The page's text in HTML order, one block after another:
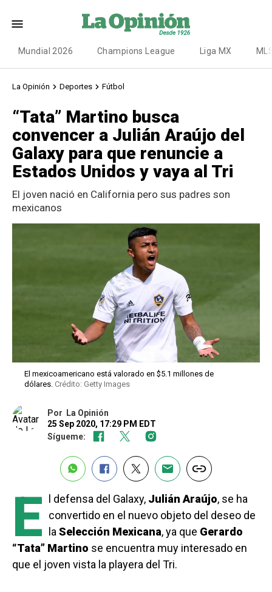
Mundial 2026 Champions League Liga MX
La Opinión Deportes Fútbol
“Tata” Martino busca
convencer a Julián Araújo del
Galaxy para que renuncie a
Estados Unidos y vaya al Tri
El joven nació en California pero sus padres son
mexicanos
El mexicoamericano está valorado en $5.1 millones de
dólares. Crédito: Getty Images
Por
La Opinión
25 Sep 2020, 17:29 PM EDT
Sígueme:
E l defensa del Galaxy, Julián Araújo, se ha
convertido en el nuevo objeto del deseo de
laSelección Mexicana, ya que Gerardo
“Tata” Martino se encuentra muy interesado en
que el joven vista la playera del Tri.